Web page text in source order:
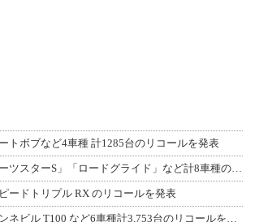
トボブなど4車種 計1285台のリコールを発表
【ハーレー】「スポーツスターS」「ロードグライド」など計8車種のリコールを発表
ードトリプル RX のリコールを発表
【トライアンフ】ボンネビル T100 など6車種計3,753台のリコールを発表